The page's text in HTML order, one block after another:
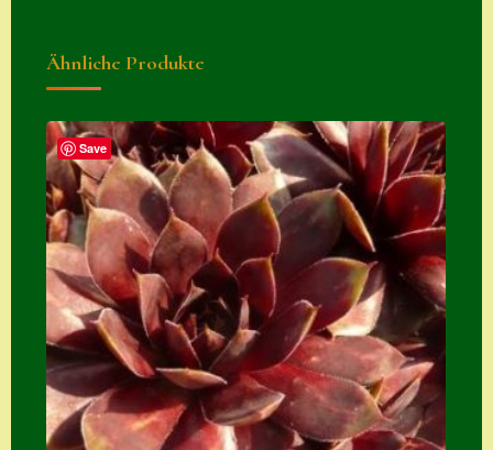
Zahlungs- &
Versandinfos
Zubehör
Zubehör
Ähnliche Produkte
Save